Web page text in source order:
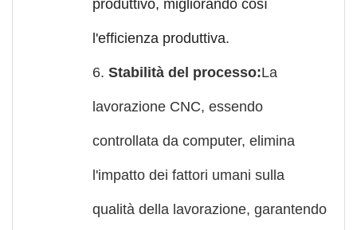
produttivo, migliorando così
l'efficienza produttiva.
6. Stabilità del processo:La
lavorazione CNC, essendo
controllata da computer, elimina
l'impatto dei fattori umani sulla
qualità della lavorazione, garantendo